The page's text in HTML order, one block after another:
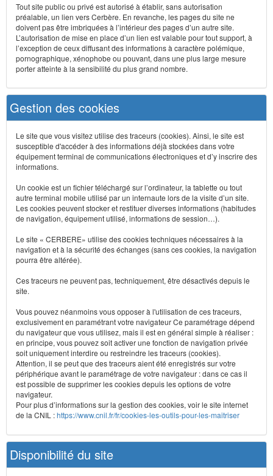
Tout site public ou privé est autorisé à établir, sans autorisation
préalable, un lien vers Cerbère. En revanche, les pages du site ne
doivent pas être imbriquées à l’intérieur des pages d’un autre site.
L’autorisation de mise en place d’un lien est valable pour tout support, à
l’exception de ceux diffusant des informations à caractère polémique,
pornographique, xénophobe ou pouvant, dans une plus large mesure
porter atteinte à la sensibilité du plus grand nombre.
Gestion des cookies
Le site que vous visitez utilise des traceurs (cookies). Ainsi, le site est
susceptible d'accéder à des informations déjà stockées dans votre
équipement terminal de communications électroniques et d’y inscrire des
informations.
Un cookie est un fichier téléchargé sur l’ordinateur, la tablette ou tout
autre terminal mobile utilisé par un internaute lors de la visite d’un site.
Les cookies peuvent stocker et restituer diverses informations (habitudes
de navigation, équipement utilisé, informations de session…).
Le site « CERBERE» utilise des cookies techniques nécessaires à la
navigation et à la sécurité des échanges (sans ces cookies, la navigation
pourra être altérée).
Ces traceurs ne peuvent pas, techniquement, être désactivés depuis le
site.
Vous pouvez néanmoins vous opposer à l'utilisation de ces traceurs,
exclusivement en paramétrant votre navigateur Ce paramétrage dépend
du navigateur que vous utilisez, mais il est en général simple à réaliser :
en principe, vous pouvez soit activer une fonction de navigation privée
soit uniquement interdire ou restreindre les traceurs (cookies).
Attention, il se peut que des traceurs aient été enregistrés sur votre
périphérique avant le paramétrage de votre navigateur : dans ce cas il
est possible de supprimer les cookies depuis les options de votre
navigateur.
Pour plus d’informations sur la gestion des cookies, voir le site internet
de la CNIL :https://www.cnil.fr/fr/cookies-les-outils-pour-les-maitriser
Disponibilité du site